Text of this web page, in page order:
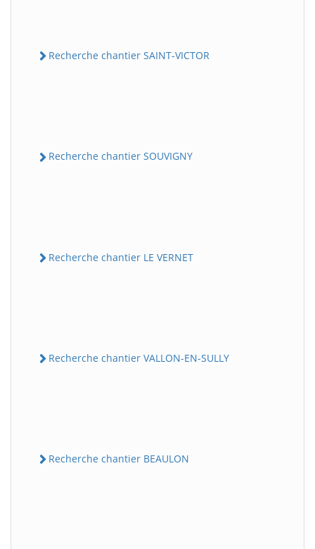
Recherche chantier SAINT-VICTOR
Recherche chantier SOUVIGNY
Recherche chantier LE VERNET
Recherche chantier VALLON-EN-SULLY
Recherche chantier BEAULON